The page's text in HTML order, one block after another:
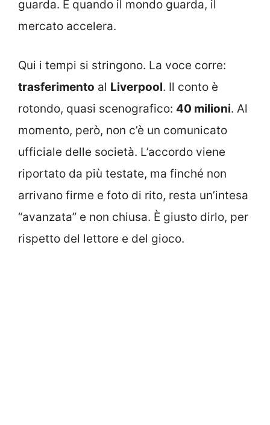
guarda. E quando il mondo guarda, il
mercato accelera.
Qui i tempi si stringono. La voce corre:
trasferimento al Liverpool. Il conto è
rotondo, quasi scenografico: 40 milioni. Al
momento, però, non c’è un comunicato
ufficiale delle società. L’accordo viene
riportato da più testate, ma finché non
arrivano firme e foto di rito, resta un’intesa
“avanzata” e non chiusa. È giusto dirlo, per
rispetto del lettore e del gioco.